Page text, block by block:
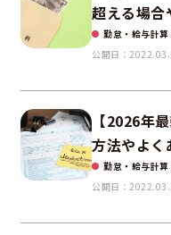
超える場合
解説！
勤怠・給与計算
公開日：
【2026年
方法やよく
勤怠・給与計算
公開日：